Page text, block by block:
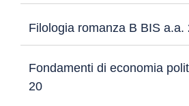
Filologia romanza B BIS a.a.
Fondamenti di economia
20